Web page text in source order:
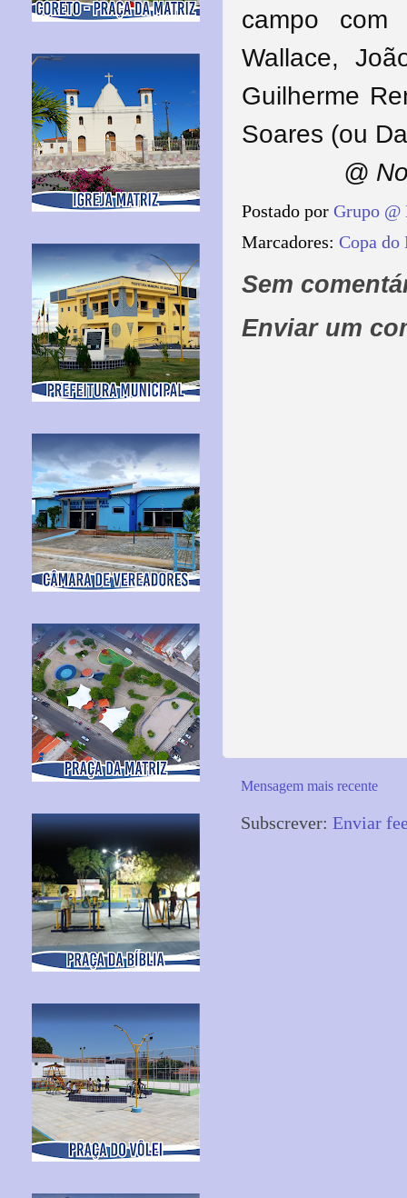
campo
Wallace,
Guilherme
Soares (ou
@
Postado por Grupo @
Marcadores: Copa do
Sem
Enviar um
Mensagem mais recente
Subscrever: Enviar